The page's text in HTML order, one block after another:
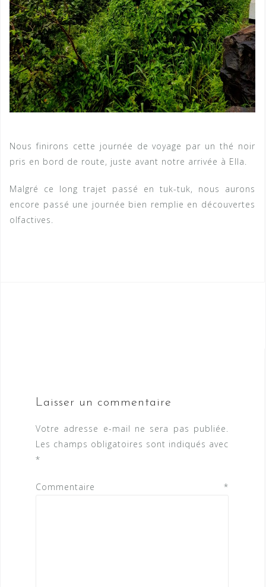
Nous finirons cette journée de voyage par un thé noir
pris en bord de route, juste avant notre arrivée à Ella.
Malgré ce long trajet passé en tuk-tuk, nous aurons
encore passé une journée bien remplie en découvertes
olfactives.
Laisser un commentaire
Votre adresse e-mail ne sera pas publiée.
Les champs obligatoires sont indiqués avec
*
Commentaire *